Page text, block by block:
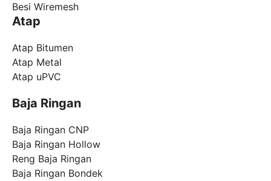
Besi Wiremesh
Atap
Atap Bitumen
Atap Metal
Atap uPVC
Baja Ringan
Baja Ringan CNP
Baja Ringan Hollow
Reng Baja Ringan
Baja Ringan Bondek